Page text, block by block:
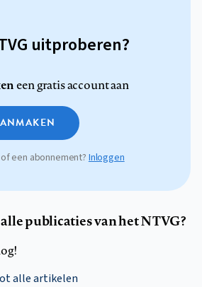
uitproberen?
een gratis account aan
een abonnement? Inloggen
publicaties van het NTVG?
alle artikelen